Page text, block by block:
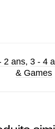
2 ans, 3 - 4
& Games